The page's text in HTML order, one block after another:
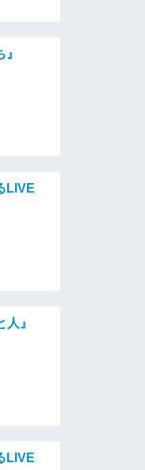
LIVE
』
LIVE